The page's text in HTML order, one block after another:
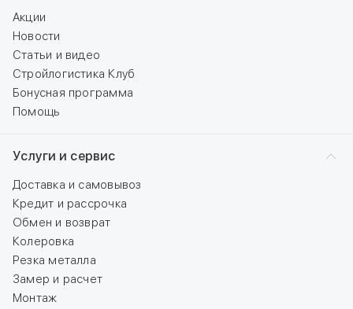
Акции
Новости
Статьи и видео
Стройлогистика Клуб
Бонусная программа
Помощь
Услуги и сервис
Доставка и самовывоз
Кредит и рассрочка
Обмен и возврат
Колеровка
Резка металла
Замер и расчет
Монтаж